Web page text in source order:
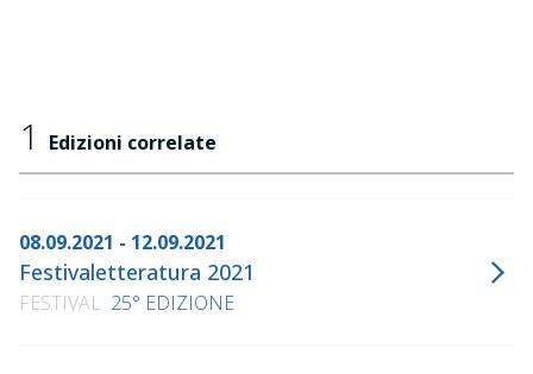
1 Edizioni correlate
08.09.2021 - 12.09.2021
Festivaletteratura 2021
FESTIVAL 25° EDIZIONE